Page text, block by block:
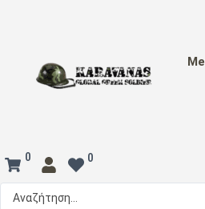
0 0